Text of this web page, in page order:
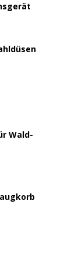
Wald-